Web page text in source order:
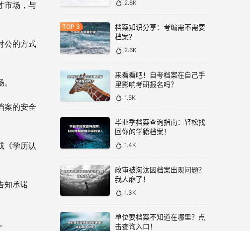
市场，与
公的方式
案的安全
《学历认
知承诺
2.8K
档案知识分享：考编需不需要
档案？
2.6K
来看看吧！自考档案在自己手
里影响考研报名吗？
1.5K
毕业季档案查询指南：轻松找
回你的学籍档案！
1.4K
政审被淘汰因档案出现问题？
我人麻了！
1.3K
单位要档案不知道在哪里？点
击查询入口！